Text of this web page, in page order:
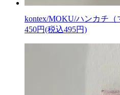
kontex/MOKU/ハンカチ（
450円(税込495円)